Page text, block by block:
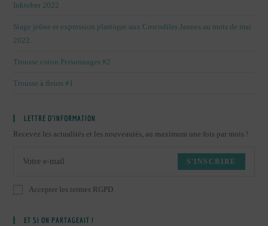
Inktober 2022
Stage jeûne et expression plastique aux Crocodiles Jaunes au mois de mai
2022.
Trousse coton Personnages #2
Trousse à fleurs #1
LETTRE D’INFORMATION
Recevez les actualités et les nouveautés, au maximum une fois par mois !
S'INSCRIRE
Accepter les termes RGPD
ET SI ON PARTAGEAIT !